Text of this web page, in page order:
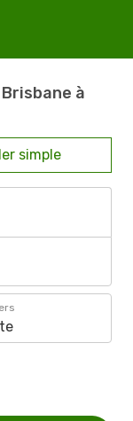
à
simple